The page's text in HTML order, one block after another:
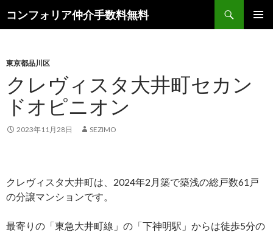
コンフォリア仲介手数料無料
索
ン
へ
ス
キ
ッ
東京都品川区
クレヴィスタ大井町セカン
ドオピニオン
2023年11月28日 SEZIMO
クレヴィスタ大井町は、2024年2月築で築浅の総戸数61戸
の分譲マンションです。
最寄りの「東急大井町線」の「下神明駅」からは徒歩5分の